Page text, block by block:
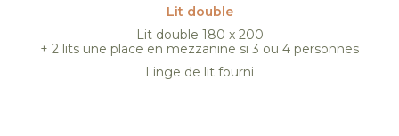
Lit double
Lit double 180 x 200
+ 2 lits une place en mezzanine si 3 ou 4 personnes
Linge de lit fourni